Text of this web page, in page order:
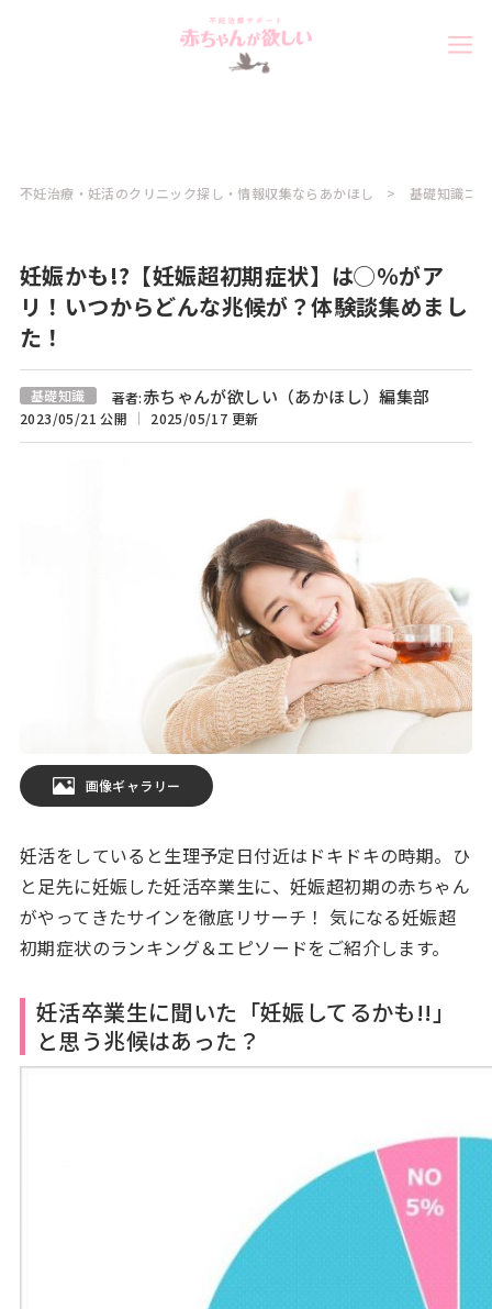
不妊治療・妊活のクリニック探し・情報収集ならあかほし 基礎知識コ
妊娠かも!?【妊娠超初期症状】は◯％がア
リ！いつからどんな兆候が？体験談集めまし
た！
基礎知識 著者:赤ちゃんが欲しい（あかほし）編集部
2023/05/21 公開 2025/05/17 更新
画像ギャラリー
妊活をしていると生理予定日付近はドキドキの時期。ひ
と足先に妊娠した妊活卒業生に、妊娠超初期の赤ちゃん
がやってきたサインを徹底リサーチ！ 気になる妊娠超
初期症状のランキング＆エピソードをご紹介します。
妊活卒業生に聞いた「妊娠してるかも!!」
と思う兆候はあった？